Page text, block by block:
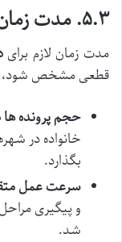
۵.۳. مدت زمان مورد نیاز
مدت زمان لازم برای
قطعی مشخص شود،
حجم پرونده ها
خانواده در
بگذارد.
سرعت عمل
و پیگیری
شد.